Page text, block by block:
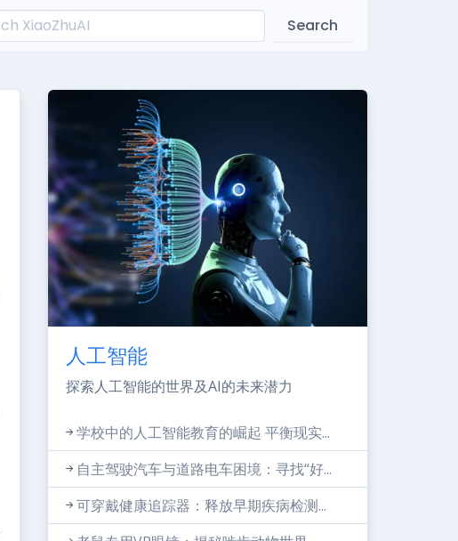
Search
人工智能
探索人工智能的世界及AI的未来潜力
学校中的人工智能教育的崛起 平衡现实...
自主驾驶汽车与道路电车困境：寻找“好...
可穿戴健康追踪器：释放早期疾病检测...